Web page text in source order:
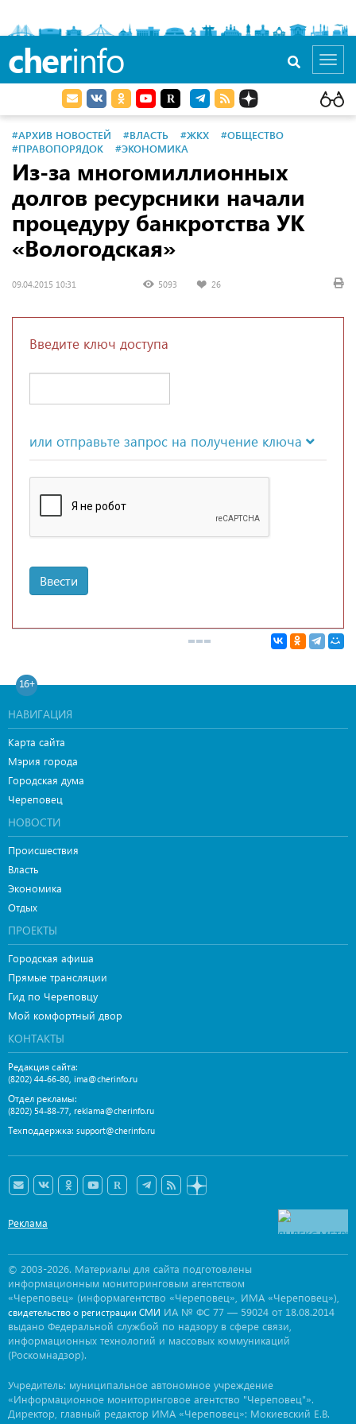
cherinfo
#АРХИВ НОВОСТЕЙ #ВЛАСТЬ #ЖКХ
#ОБЩЕСТВО
#ПРАВОПОРЯДОК
#ЭКОНОМИКА
Из-за многомиллионных
долгов ресурсники начали
процедуру банкротства УК
«Вологодская»
09.04.2015 10:31 5093 26
Введите ключ доступа
или отправьте запрос на получение ключа
Ввести
16+
НАВИГАЦИЯ
Карта сайта
Мэрия города
Городская дума
Череповец
НОВОСТИ
Происшествия
Власть
Экономика
Отдых
ПРОЕКТЫ
Городская афиша
Прямые трансляции
Гид по Череповцу
Мой комфортный двор
КОНТАКТЫ
Редакция сайта:
(8202) 44-66-80 ima@cherinfo.ru
Отдел рекламы:
(8202) 54-88-77 reklama@cherinfo.ru
Техподдержка: support@cherinfo.ru
Реклама
© 2003-2026. Материалы для сайта подготовлены
информационным мониторинговым агентством
«Череповец» (информагентство «Череповец», ИМА «Череповец»),
свидетельство о регистрации СМИ ИА № ФС 77 — 59024 от 18.08.2014
выдано Федеральной службой по надзору в сфере связи,
информационных технологий и массовых коммуникаций
(Роскомнадзор).
Учредитель: муниципальное автономное учреждение
«Информационное мониторинговое агентство "Череповец"».
Директор, главный редактор ИМА «Череповец»: Мокиевский Е.В.